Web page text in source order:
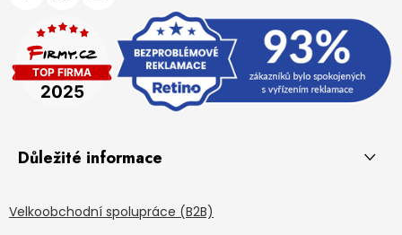
Důležité informace
Velkoobchodní spolupráce (B2B)